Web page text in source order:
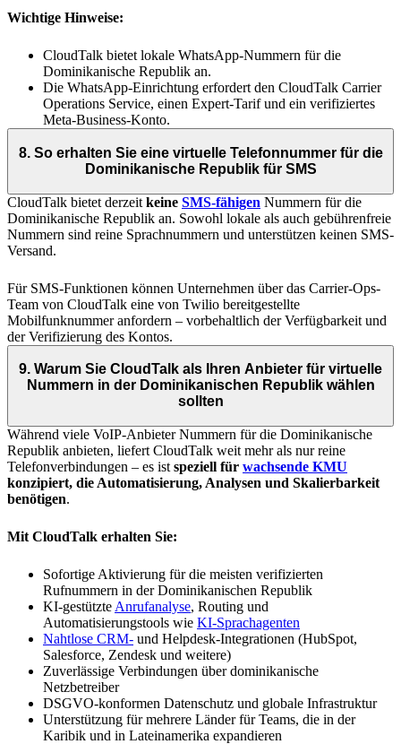
Wichtige Hinweise:
CloudTalk bietet lokale WhatsApp-Nummern für die
Dominikanische Republik an.
Die WhatsApp-Einrichtung erfordert den CloudTalk Carrier
Operations Service, einen Expert-Tarif und ein verifiziertes
Meta-Business-Konto.
8. So erhalten Sie eine virtuelle Telefonnummer für die
Dominikanische Republik für SMS
CloudTalk bietet derzeit keine SMS-fähigen Nummern für die
Dominikanische Republik an. Sowohl lokale als auch gebührenfreie
Nummern sind reine Sprachnummern und unterstützen keinen SMS-
Versand.
Für SMS-Funktionen können Unternehmen über das Carrier-Ops-
Team von CloudTalk eine von Twilio bereitgestellte
Mobilfunknummer anfordern – vorbehaltlich der Verfügbarkeit und
der Verifizierung des Kontos.
9. Warum Sie CloudTalk als Ihren Anbieter für virtuelle
Nummern in der Dominikanischen Republik wählen
sollten
Während viele VoIP-Anbieter Nummern für die Dominikanische
Republik anbieten, liefert CloudTalk weit mehr als nur reine
Telefonverbindungen – es ist speziell für wachsende KMU
konzipiert, die Automatisierung, Analysen und Skalierbarkeit
benötigen.
Mit CloudTalk erhalten Sie:
Sofortige Aktivierung für die meisten verifizierten
Rufnummern in der Dominikanischen Republik
KI-gestützte Anrufanalyse, Routing und
Automatisierungstools wie KI-Sprachagenten
Nahtlose CRM- und Helpdesk-Integrationen (HubSpot,
Salesforce, Zendesk und weitere)
Zuverlässige Verbindungen über dominikanische
Netzbetreiber
DSGVO-konformen Datenschutz und globale Infrastruktur
Unterstützung für mehrere Länder für Teams, die in der
Karibik und in Lateinamerika expandieren